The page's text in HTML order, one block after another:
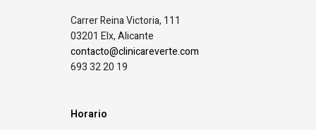
Carrer Reina Victoria, 111
03201 Elx, Alicante
contacto@clinicareverte.com
693 32 20 19
Horario